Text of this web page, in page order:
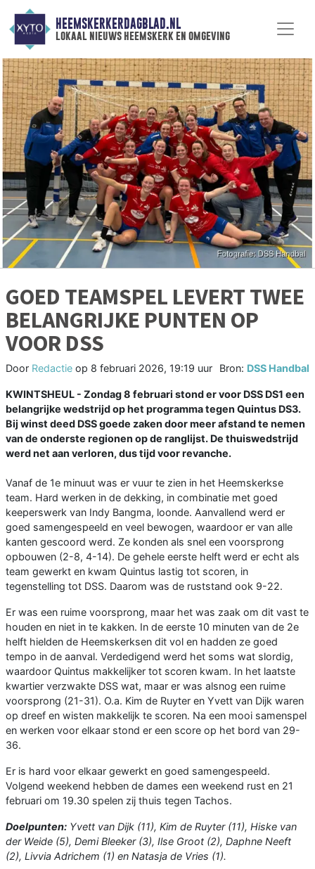
HEEMSKERKERDAGBLAD.NL
lokaal nieuws heemskerk en omgeving
GOED TEAMSPEL LEVERT TWEE
BELANGRIJKE PUNTEN OP
VOOR DSS
Door Redactie op 8 februari 2026, 19:19 uur Bron: DSS Handbal
KWINTSHEUL - Zondag 8 februari stond er voor DSS DS1 een
belangrijke wedstrijd op het programma tegen Quintus DS3.
Bij winst deed DSS goede zaken door meer afstand te nemen
van de onderste regionen op de ranglijst. De thuiswedstrijd
werd net aan verloren, dus tijd voor revanche.
Vanaf de 1e minuut was er vuur te zien in het Heemskerkse
team. Hard werken in de dekking, in combinatie met goed
keeperswerk van Indy Bangma, loonde. Aanvallend werd er
goed samengespeeld en veel bewogen, waardoor er van alle
kanten gescoord werd. Ze konden als snel een voorsprong
opbouwen (2-8, 4-14). De gehele eerste helft werd er echt als
team gewerkt en kwam Quintus lastig tot scoren, in
tegenstelling tot DSS. Daarom was de ruststand ook 9-22.
Er was een ruime voorsprong, maar het was zaak om dit vast te
houden en niet in te kakken. In de eerste 10 minuten van de 2e
helft hielden de Heemskerksen dit vol en hadden ze goed
tempo in de aanval. Verdedigend werd het soms wat slordig,
waardoor Quintus makkelijker tot scoren kwam. In het laatste
kwartier verzwakte DSS wat, maar er was alsnog een ruime
voorsprong (21-31). O.a. Kim de Ruyter en Yvett van Dijk waren
op dreef en wisten makkelijk te scoren. Na een mooi samenspel
en werken voor elkaar stond er een score op het bord van 29-
36.
Er is hard voor elkaar gewerkt en goed samengespeeld.
Volgend weekend hebben de dames een weekend rust en 21
februari om 19.30 spelen zij thuis tegen Tachos.
Doelpunten: Yvett van Dijk (11), Kim de Ruyter (11), Hiske van
der Weide (5), Demi Bleeker (3), Ilse Groot (2), Daphne Neeft
(2), Livvia Adrichem (1) en Natasja de Vries (1).